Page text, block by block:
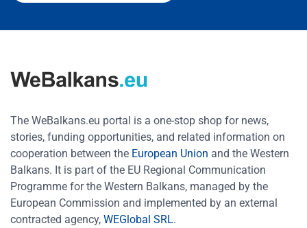
The WeBalkans.eu portal is a one-stop shop for news,
stories, funding opportunities, and related information on
cooperation between the European Union and the Western
Balkans. It is part of the EU Regional Communication
Programme for the Western Balkans, managed by the
European Commission and implemented by an external
contracted agency, WEGlobal SRL.